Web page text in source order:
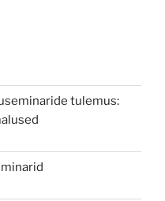
tulemus: